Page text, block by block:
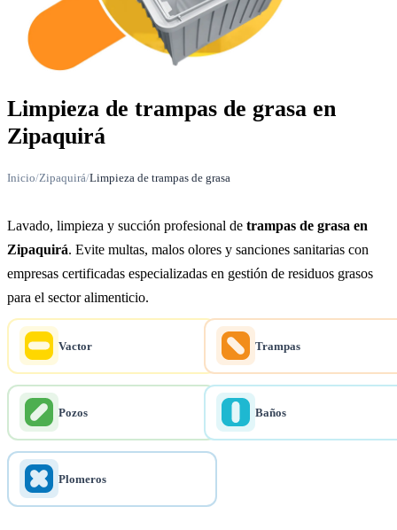
Limpieza de trampas de grasa en
Zipaquirá
Inicio/Zipaquirá/Limpieza de trampas de grasa
Lavado, limpieza y succión profesional de trampas de grasa en
Zipaquirá. Evite multas, malos olores y sanciones sanitarias con
empresas certificadas especializadas en gestión de residuos grasos
para el sector alimenticio.
Vactor Trampas
Pozos Baños
Plomeros